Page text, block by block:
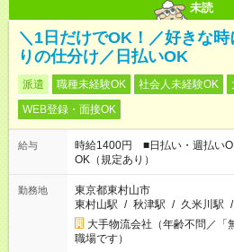
未読
＼1日だけでOK！／好きな
りの仕分け／日払いOK
派遣 職種未経験OK 社会人未経験OK
WEB登録・面接OK
給与
時給1400円 ■日払い・週払い
OK（規定あり）
勤務地
東京都東村山市
東村山駅 / 秋津駅 / 久米川駅 /
大手物流会社（年齢不問／「
職場です）